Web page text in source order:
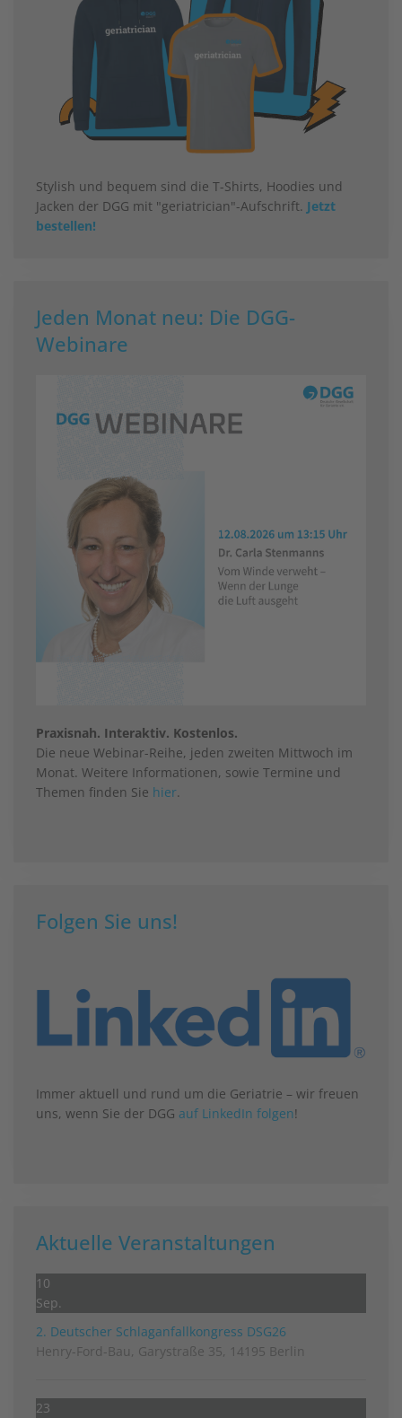
Stylish und bequem sind die T-Shirts, Hoodies und
Jacken der DGG mit "geriatrician"-Aufschrift. Jetzt
bestellen!
Jeden Monat neu: Die DGG-
Webinare
Praxisnah. Interaktiv. Kostenlos.
Die neue Webinar-Reihe, jeden zweiten Mittwoch im
Monat. Weitere Informationen, sowie Termine und
Themen finden Sie hier.
Folgen Sie uns!
Immer aktuell und rund um die Geriatrie – wir freuen
uns, wenn Sie der DGG auf LinkedIn folgen!
Aktuelle Veranstaltungen
10
Sep.
2. Deutscher Schlag­anfall­kongress DSG26
Henry-Ford-Bau, Garystraße 35, 14195 Berlin
23